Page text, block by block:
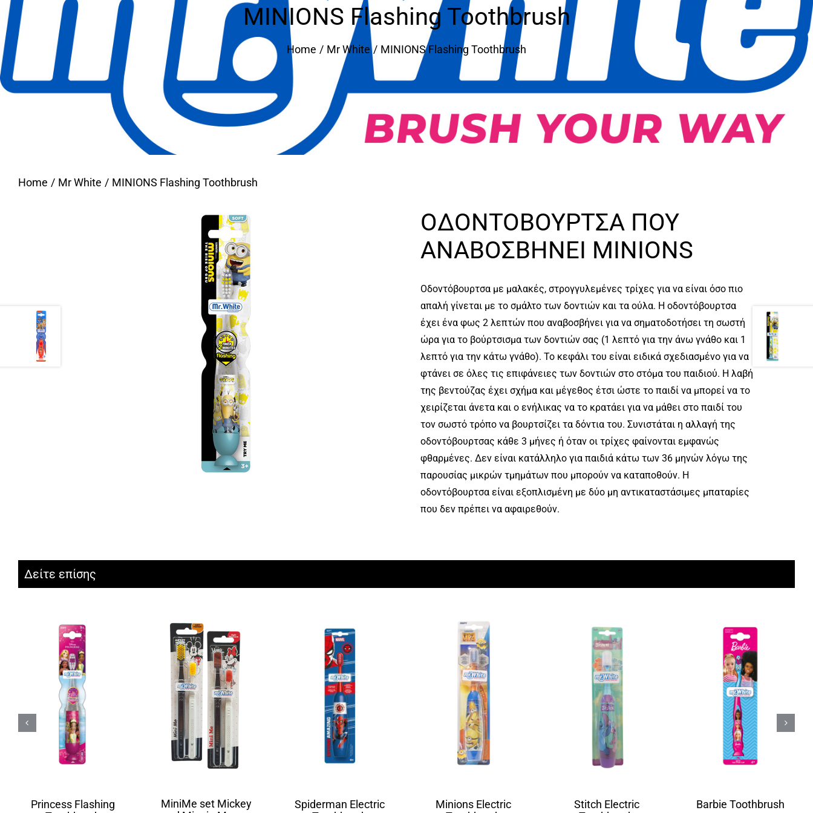
MINIONS Flashing Toothbrush
Home Mr White MINIONS Flashing Toothbrush
Home Mr White MINIONS Flashing Toothbrush
ΟΔΟΝΤΟΒΟΥΡΤΣΑ ΠΟΥ
ΑΝΑΒΟΣΒΗΝΕΙ MINIONS
Οδοντόβουρτσα με μαλακές, στρογγυλεμένες τρίχες για να είναι όσο πιο
απαλή γίνεται με το σμάλτο των δοντιών και τα ούλα. Η οδοντόβουρτσα
έχει ένα φως 2 λεπτών που αναβοσβήνει για να σηματοδοτήσει τη σωστή
ώρα για το βούρτσισμα των δοντιών σας (1 λεπτό για την άνω γνάθο και 1
λεπτό για την κάτω γνάθο). Το κεφάλι του είναι ειδικά σχεδιασμένο για να
φτάνει σε όλες τις επιφάνειες των δοντιών στο στόμα του παιδιού. Η λαβή
της βεντούζας έχει σχήμα και μέγεθος έτσι ώστε το παιδί να μπορεί να το
χειρίζεται άνετα και ο ενήλικας να το κρατάει για να μάθει στο παιδί του
τον σωστό τρόπο να βουρτσίζει τα δόντια του. Συνιστάται η αλλαγή της
οδοντόβουρτσας κάθε 3 μήνες ή όταν οι τρίχες φαίνονται εμφανώς
φθαρμένες. Δεν είναι κατάλληλο για παιδιά κάτω των 36 μηνών λόγω της
παρουσίας μικρών τμημάτων που μπορούν να καταποθούν. Η
οδοντόβουρτσα είναι εξοπλισμένη με δύο μη αντικαταστάσιμες μπαταρίες
που δεν πρέπει να αφαιρεθούν.
Δείτε επίσης
Princess Flashing
MiniMe set Mickey
Spiderman Electric
Minions Electric
Stitch Electric
Barbie Toothbrush